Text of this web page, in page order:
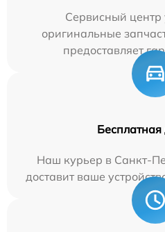
Сервисный центр
оригинальные
предоставляет
Бесплатная
Наш курьер в Санкт-
доставит ваше